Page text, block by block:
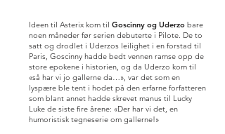
Ideen til Asterix kom til Goscinny og Uderzo bare
noen måneder før serien debuterte i Pilote. De to
satt og drodlet i Uderzos leilighet i en forstad til
Paris, Goscinny hadde bedt vennen ramse opp de
store epokene i historien, og da Uderzo kom til
«så har vi jo gallerne da…», var det som en
lyspære ble tent i hodet på den erfarne forfatteren
som blant annet hadde skrevet manus til Lucky
Luke de siste fire årene: «Der har vi det, en
humoristisk tegneserie om gallerne!»